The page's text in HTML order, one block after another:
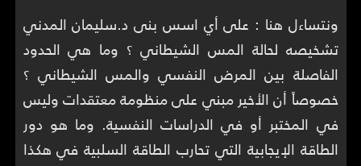
ونتساءل هنا : على أي اسس بنى د.سليمان المدني
تشخيصه لحالة المس الشيطاني ؟ وما هي الحدود
الفاصلة بين المرض النفسي والمس الشيطاني ؟
خصوصاً أن الأخير مبني على منظومة معتقدات وليس
في المختبر أو في الدراسات النفسية. وما هو دور
الطاقة الإيجابية التي تحارب الطاقة السلبية في هكذا